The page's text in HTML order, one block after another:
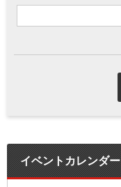
イベントカレンダー